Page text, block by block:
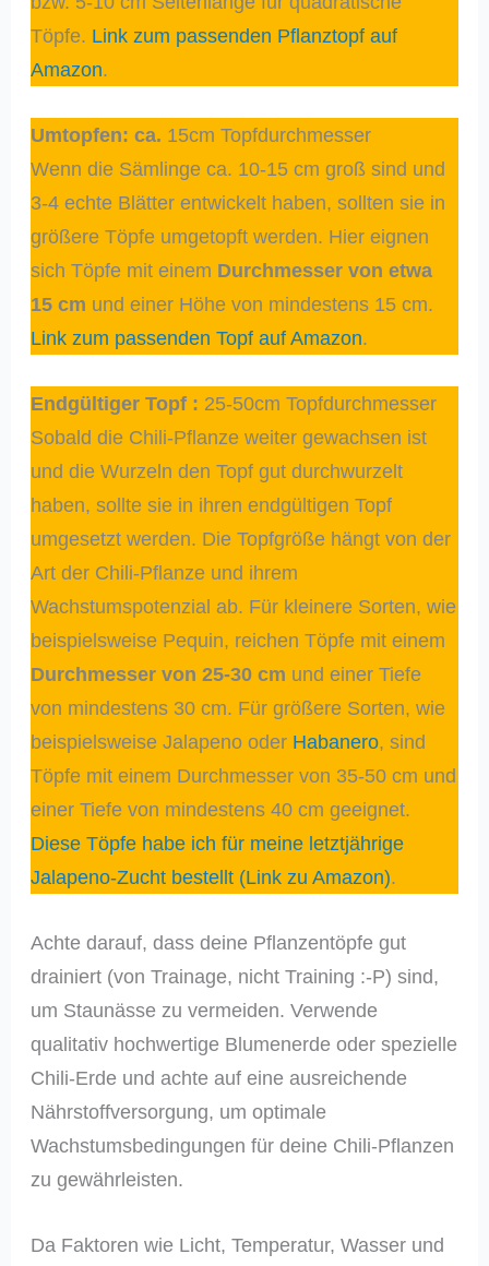
Töpfe. Link zum passenden Pflanztopf auf
Amazon.
Umtopfen: ca. 15cm Topfdurchmesser
Wenn die Sämlinge ca. 10-15 cm groß sind und
3-4 echte Blätter entwickelt haben, sollten sie in
größere Töpfe umgetopft werden. Hier eignen
sich Töpfe mit einem Durchmesser von etwa
15 cm und einer Höhe von mindestens 15 cm.
Link zum passenden Topf auf Amazon.
Endgültiger Topf : 25-50cm Topfdurchmesser
Sobald die Chili-Pflanze weiter gewachsen ist
und die Wurzeln den Topf gut durchwurzelt
haben, sollte sie in ihren endgültigen Topf
umgesetzt werden. Die Topfgröße hängt von der
Art der Chili-Pflanze und ihrem
Wachstumspotenzial ab. Für kleinere Sorten, wie
beispielsweise Pequin, reichen Töpfe mit einem
Durchmesser von 25-30 cm und einer Tiefe
von mindestens 30 cm. Für größere Sorten, wie
beispielsweise Jalapeno oder Habanero, sind
Töpfe mit einem Durchmesser von 35-50 cm und
einer Tiefe von mindestens 40 cm geeignet.
Diese Töpfe habe ich für meine letztjährige
Jalapeno-Zucht bestellt (Link zu Amazon).
Achte darauf, dass deine Pflanzentöpfe gut
drainiert (von Trainage, nicht Training :-P) sind,
um Staunässe zu vermeiden. Verwende
qualitativ hochwertige Blumenerde oder spezielle
Chili-Erde und achte auf eine ausreichende
Nährstoffversorgung, um optimale
Wachstumsbedingungen für deine Chili-Pflanzen
zu gewährleisten.
Da Faktoren wie Licht, Temperatur, Wasser und